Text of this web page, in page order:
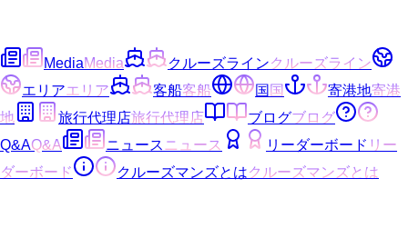
MediaMedia クルーズラインクルーズライン
エリアエリア 客船客船 国 国 寄港地寄港
地
旅行代理店旅行代理店 ブログブログ
Q&AQ&A ニュースニュース リーダーボード リー
ダーボード
クルーズマンズとはクルーズマンズとは